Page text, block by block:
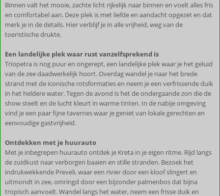
Binnen valt het mooie, zachte licht rijkelijk naar binnen en voelt alles fris
en comfortabel aan. Deze plek is met liefde en aandacht opgezet en dat
merk je in de details. Hier verblijf je in alle vrijheid, weg van de
toeristische drukte.
Een landelijke plek waar rust vanzelfsprekend is
Triopetra is nog puur en ongerept, een landelijke plek waar je het geluid
van de zee daadwerkelijk hoort. Overdag wandel je naar het brede
strand met de iconische rotsformaties en neem je een verfrissende duik
in het heldere water. Tegen de avond is het de ondergaande zon die de
show steelt en de lucht kleurt in warme tinten. In de nabije omgeving
vind je een paar fijne tavernes waar je geniet van lokale gerechten en
eenvoudige gastvrijheid.
Ontdekken met je huurauto
Met je inbegrepen huurauto ontdek je Kreta in je eigen ritme. Rijd langs
de zuidkust naar verborgen baaien en stille stranden. Bezoek het
indrukwekkende Preveli, waar een rivier door een kloof slingert en
uitmondt in zee, omringd door een bijzonder palmenbos dat bijna
tropisch aanvoelt. Wandel langs het water, neem een frisse duik en